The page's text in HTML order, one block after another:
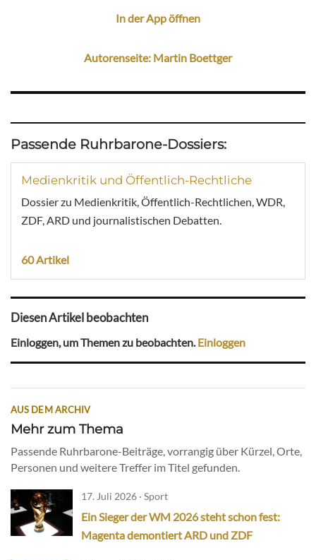
In der App öffnen
Autorenseite: Martin Boettger
Passende Ruhrbarone-Dossiers:
Medienkritik und Öffentlich-Rechtliche
Dossier zu Medienkritik, Öffentlich-Rechtlichen, WDR,
ZDF, ARD und journalistischen Debatten.
60 Artikel
Diesen Artikel beobachten
Einloggen, um Themen zu beobachten.Einloggen
AUS DEM ARCHIV
Mehr zum Thema
Passende Ruhrbarone-Beiträge, vorrangig über Kürzel, Orte,
Personen und weitere Treffer im Titel gefunden.
17. Juli 2026 · Sport
Ein Sieger der WM 2026 steht schon fest:
Magenta demontiert ARD und ZDF